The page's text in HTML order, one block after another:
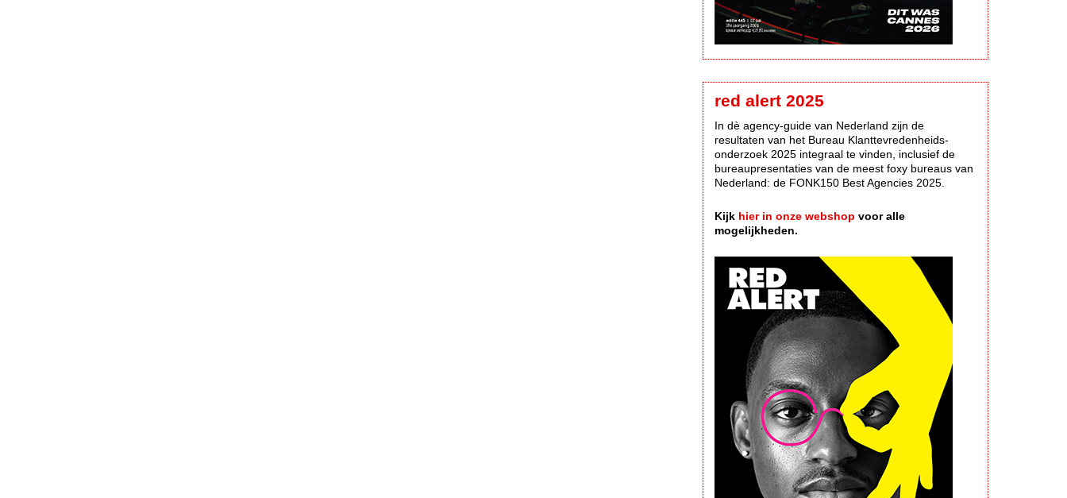
red alert 2025
In dè agency-guide van Nederland zijn de
resultaten van het Bureau Klanttevredenheids-
onderzoek 2025 integraal te vinden, inclusief de
bureaupresentaties van de meest foxy bureaus van
Nederland: de FONK150 Best Agencies 2025.
Kijk hier in onze webshop voor alle
mogelijkheden.